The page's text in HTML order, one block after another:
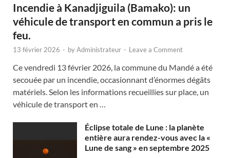
Incendie à Kanadjiguila (Bamako): un
véhicule de transport en commun a pris le
feu.
13 février 2026 - byAdministrateur - Leave a Comment
Ce vendredi 13 février 2026, la commune du Mandé a été
secouée par un incendie, occasionnant d’énormes dégâts
matériels. Selon les informations recueillies sur place, un
véhicule de transport en …
Éclipse totale de Lune : la planète
entière aura rendez-vous avec la «
Lune de sang » en septembre 2025